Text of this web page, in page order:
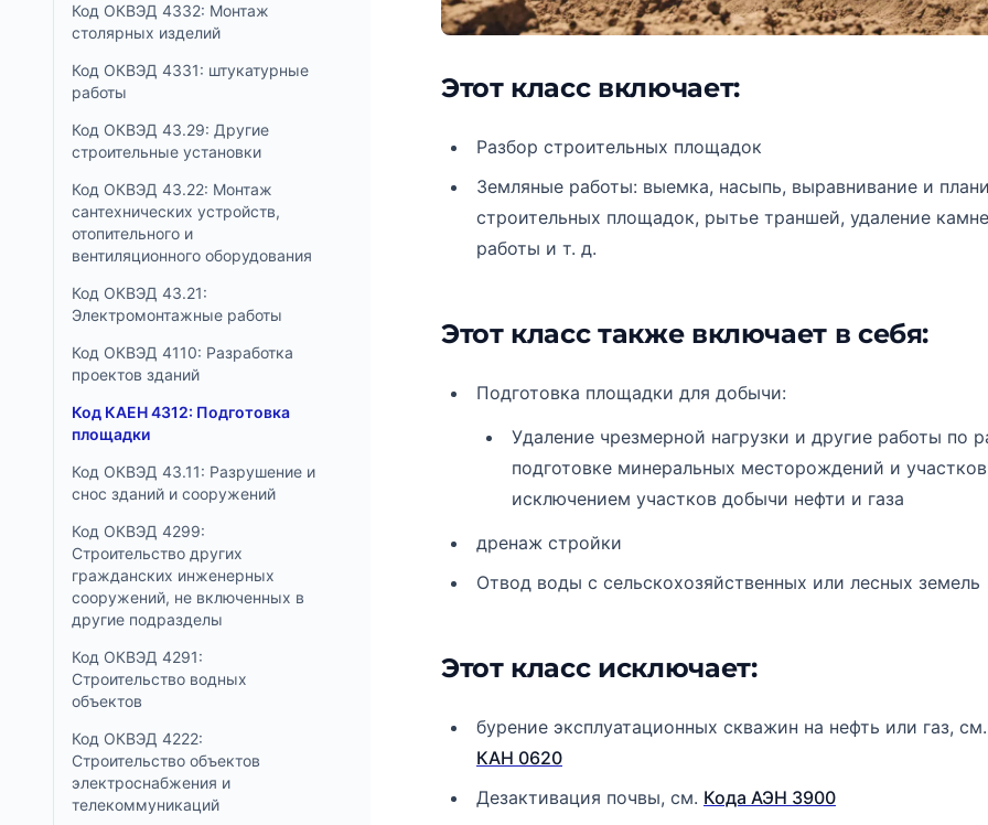
Код ОКВЭД 4332: Монтаж
столярных изделий
Код ОКВЭД 4331: штукатурные
работы
Код ОКВЭД 43.29: Другие
строительные установки
Код ОКВЭД 43.22: Монтаж
сантехнических устройств,
отопительного и
вентиляционного оборудования
Код ОКВЭД 43.21:
Электромонтажные работы
Код ОКВЭД 4110: Разработка
проектов зданий
Код КАЕН 4312: Подготовка
площадки
Код ОКВЭД 43.11: Разрушение и
снос зданий и сооружений
Код ОКВЭД 4299:
Строительство других
гражданских инженерных
сооружений, не включенных в
другие подразделы
Код ОКВЭД 4291:
Строительство водных
объектов
Код ОКВЭД 4222:
Строительство объектов
электроснабжения и
телекоммуникаций
Этот класс включает:
Разбор строительных площадок
Земляные работы: выемка, насыпь, выравнивание и
строительных площадок, рытье траншей, удаление
работы и т. д.
Этот класс также включает в себя:
Подготовка площадки для добычи:
Удаление чрезмерной нагрузки и другие работы по
подготовке минеральных месторождений и
исключением участков добычи нефти и газа
дренаж стройки
Отвод воды с сельскохозяйственных или лесных земель
Этот класс исключает:
бурение эксплуатационных скважин на нефть или газ,
КАН 0620
Дезактивация почвы, см. Кода АЭН 3900